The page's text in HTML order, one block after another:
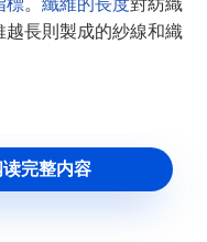
標。 纖維的長度對紡織
長則製成的紗線和織
度和支數等，它們都
度、纖度為定長制，
完整内容